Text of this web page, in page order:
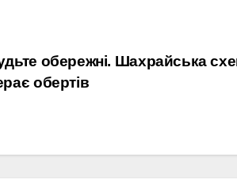
обережні. Шахрайська
обертів